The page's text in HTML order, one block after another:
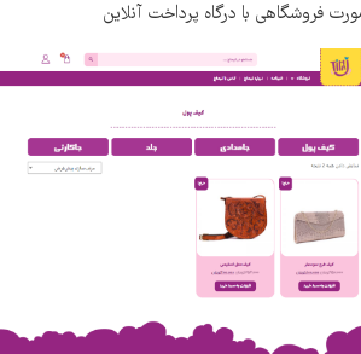
فروشگاهی با درگاه پرداخت آنلاین